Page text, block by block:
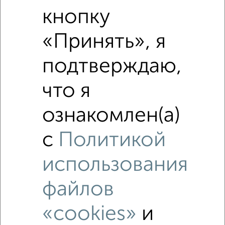
Похожие предложения рядом
2‑комнатные квартиры недалеко от
кнопку
«Принять», я
подтверждаю,
что я
ознакомлен(а)
с Политикой
использования
файлов
«cookies» и